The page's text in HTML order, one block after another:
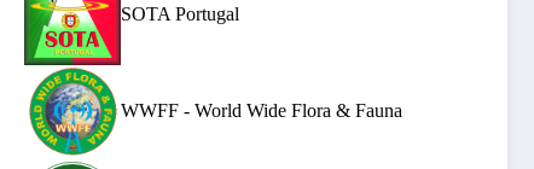
SOTA Portugal
WWFF - World Wide Flora & Fauna